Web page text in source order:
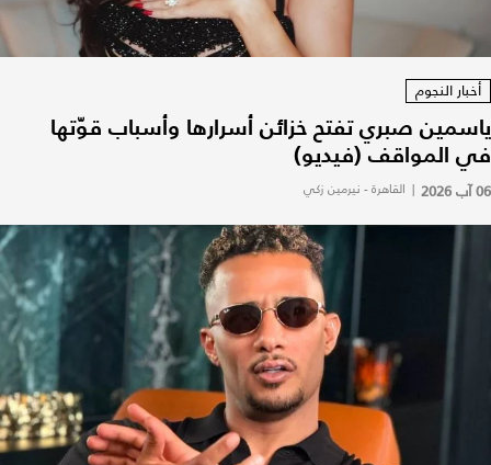
أخبار النجوم
ياسمين صبري تفتح خزائن أسرارها وأسباب قوّتها
في المواقف (فيديو)
06 آب 2026 | القاهرة - نيرمين زكي